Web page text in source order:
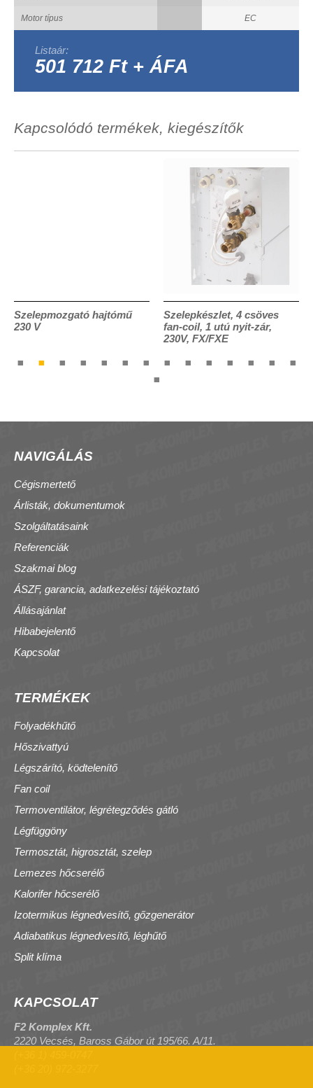
Motor típus EC
Listaár:
501 712 Ft + ÁFA
Kapcsolódó termékek, kiegészítők
Szelepmozgató hajtómű
230 V
Szelepkészlet, 4 csöves
fan-coil, 1 utú nyit-zár,
230V, FX/FXE
NAVIGÁLÁS
Cégismertető
Árlisták, dokumentumok
Szolgáltatásaink
Referenciák
Szakmai blog
ÁSZF, garancia, adatkezelési tájékoztató
Állásajánlat
Hibabejelentő
Kapcsolat
TERMÉKEK
Folyadékhűtő
Hőszivattyú
Légszárító, ködtelenítő
Fan coil
Termoventilátor, légrétegződés gátló
Légfüggöny
Termosztát, higrosztát, szelep
Lemezes hőcserélő
Kalorifer hőcserélő
Izotermikus légnedvesítő, gőzgenerátor
Adiabatikus légnedvesítő, léghűtő
Split klíma
KAPCSOLAT
F2 Komplex Kft.
2220 Vecsés, Baross Gábor út 195/66. A/11.